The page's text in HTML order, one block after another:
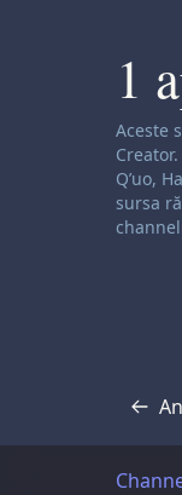
1
Aceste
Q’uo,
sursa